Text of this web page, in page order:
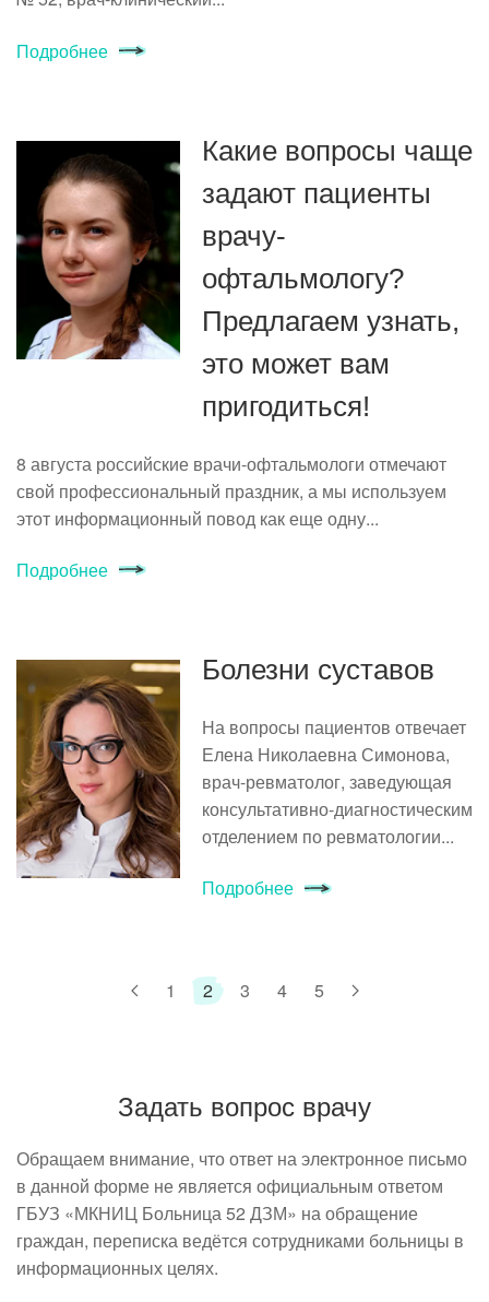
Подробнее
Какие вопросы чаще
задают пациенты
врачу-
офтальмологу?
Предлагаем узнать,
это может вам
пригодиться!
8 августа российские врачи-офтальмологи отмечают
свой профессиональный праздник, а мы используем
этот информационный повод как еще одну...
Подробнее
Болезни суставов
На вопросы пациентов отвечает
Елена Николаевна Симонова,
врач-ревматолог, заведующая
консультативно-диагностическим
отделением по ревматологии...
Подробнее
1 2 3 4 5
Задать вопрос врачу
Обращаем внимание, что ответ на электронное письмо
в данной форме не является официальным ответом
ГБУЗ «МКНИЦ Больница 52 ДЗМ» на обращение
граждан, переписка ведётся сотрудниками больницы в
информационных целях.